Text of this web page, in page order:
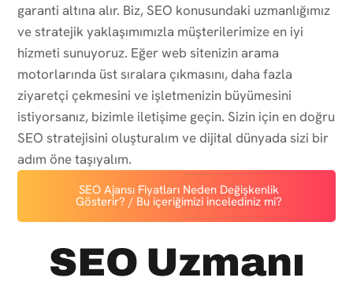
garanti altına alır. Biz, SEO konusundaki uzmanlığımız
ve stratejik yaklaşımımızla müşterilerimize en iyi
hizmeti sunuyoruz. Eğer web sitenizin arama
motorlarında üst sıralara çıkmasını, daha fazla
ziyaretçi çekmesini ve işletmenizin büyümesini
istiyorsanız, bizimle iletişime geçin. Sizin için en doğru
SEO stratejisini oluşturalım ve dijital dünyada sizi bir
adım öne taşıyalım.
SEO Ajansı Fiyatları Neden Değişkenlik
Gösterir? / Bu içeriğimizi incelediniz mi?
SEO Uzmanı